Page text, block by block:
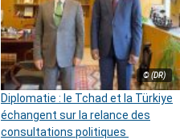
© (DR)
Diplomatie : le Tchad et la Türkiye
échangent sur la relance des
consultations politiques